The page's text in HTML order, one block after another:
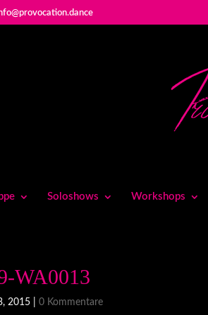
Soloshows Workshops
WA0013
2015 |0 Kommentare